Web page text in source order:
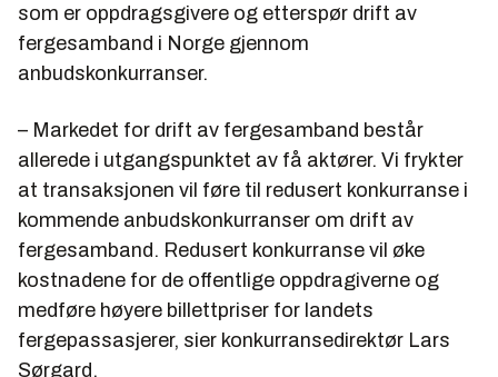
som er oppdragsgivere og etterspør drift av
fergesamband i Norge gjennom
anbudskonkurranser.
– Markedet for drift av fergesamband består
allerede i utgangspunktet av få aktører. Vi frykter
at transaksjonen vil føre til redusert konkurranse i
kommende anbudskonkurranser om drift av
fergesamband. Redusert konkurranse vil øke
kostnadene for de offentlige oppdragiverne og
medføre høyere billettpriser for landets
fergepassasjerer, sier konkurransedirektør Lars
Sørgard.